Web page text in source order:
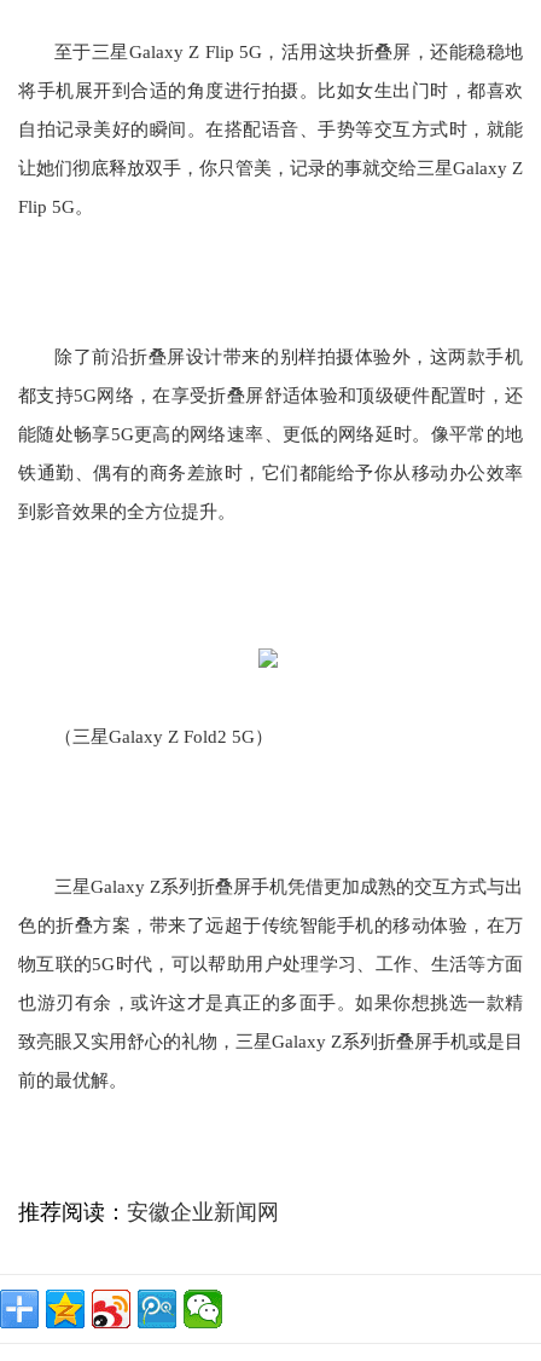
至于三星Galaxy Z Flip 5G，活用这块折叠屏，还能稳稳地
将手机展开到合适的角度进行拍摄。比如女生出门时，都喜欢
自拍记录美好的瞬间。在搭配语音、手势等交互方式时，就能
让她们彻底释放双手，你只管美，记录的事就交给三星Galaxy Z
Flip 5G。
除了前沿折叠屏设计带来的别样拍摄体验外，这两款手机
都支持5G网络，在享受折叠屏舒适体验和顶级硬件配置时，还
能随处畅享5G更高的网络速率、更低的网络延时。像平常的地
铁通勤、偶有的商务差旅时，它们都能给予你从移动办公效率
到影音效果的全方位提升。
（三星Galaxy Z Fold2 5G）
三星Galaxy Z系列折叠屏手机凭借更加成熟的交互方式与出
色的折叠方案，带来了远超于传统智能手机的移动体验，在万
物互联的5G时代，可以帮助用户处理学习、工作、生活等方面
也游刃有余，或许这才是真正的多面手。如果你想挑选一款精
致亮眼又实用舒心的礼物，三星Galaxy Z系列折叠屏手机或是目
前的最优解。
推荐阅读： 安徽企业新闻网